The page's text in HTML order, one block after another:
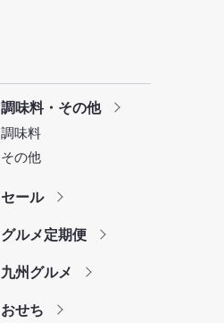
調味料・その他
調味料
その他
セール
グルメ定期便
九州グルメ
おせち